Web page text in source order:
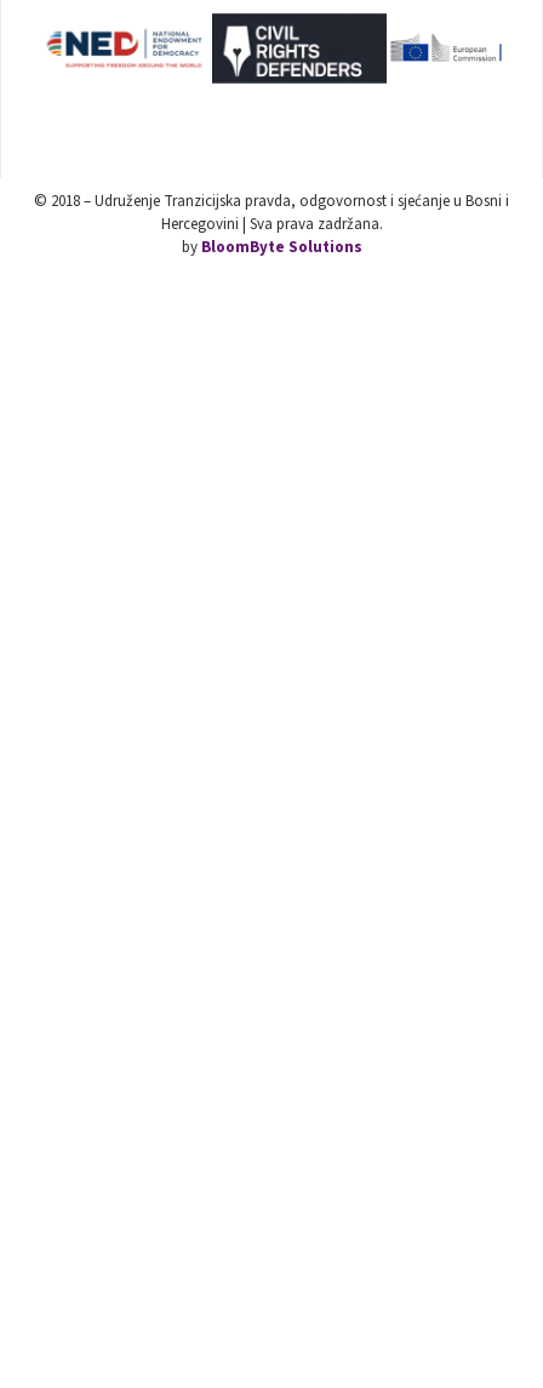
© 2018 – Udruženje Tranzicijska pravda, odgovornost i sjećanje u Bosni i
Hercegovini | Sva prava zadržana.
by BloomByte Solutions